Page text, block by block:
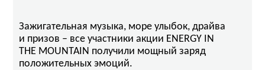
Зажигательная музыка, море улыбок, драйва
и призов – все участники акции ENERGY IN
THE MOUNTAIN получили мощный заряд
положительных эмоций.